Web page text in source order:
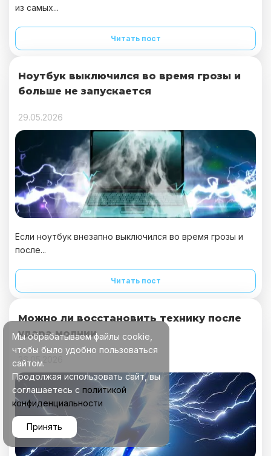
из самых...
Читать пост
Ноутбук выключился во время грозы и
больше не запускается
29.05.2026
Если ноутбук внезапно выключился во время грозы и
после...
Читать пост
Можно ли восстановить технику после
удара молнии
26.05.2026
Мы обрабатываем файлы cookie,
чтобы было удобно пользоваться
сайтом.
Продолжая использовать сайт, вы
соглашаетесь с политикой
конфиденциальности
Принять